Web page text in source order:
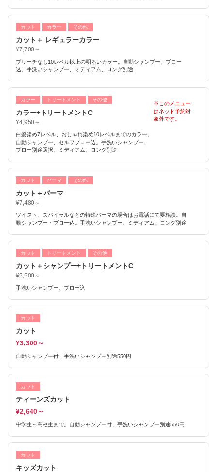
カット カラー その他
カット＋ レギュラーカラー
¥7,700～
ブリーチなし10レベル以上の明るいカラー。自動シャンプー、ブロー
込。手洗いシャンプー、ミディアム、ロング別途
カラー トリートメント その他
カラー+トリートメントC
¥4,950～
白髪染め7レベル、おしゃれ染め10レベルまでのカラー。
自動シャンプー、セルフブロー込。手洗いシャンプー、
ブロー別途選択。ミディアム、ロング別途
※このメニュー
はネット予約対
象外です。
カット パーマ その他
カット＋パーマ
¥7,480～
ツイスト、スパイラルなどの特殊パーマの場合はお電話にて要相談。自
動シャンプー・ブロー込。手洗いシャンプー、ミディアム、ロング別途
カット トリートメント その他
カット＋シャンプー+トリートメントC
¥5,500～
手洗いシャンプー、ブロー込
カット
カット
¥3,300～
自動シャンプー付、手洗いシャンプー別途550円
カット
ティーンズカット
¥2,640～
中学生～高校生まで。自動シャンプー付、手洗いシャンプー別途550円
カット
キッズカット